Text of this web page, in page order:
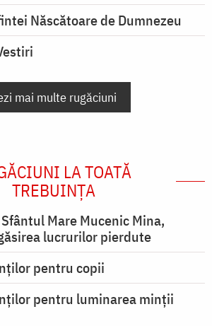
Născătoare de Dumnezeu
mai multe rugăciuni
LA TOATĂ
TREBUINȚA
Mare Mucenic Mina,
lucrurilor pierdute
pentru copii
pentru luminarea minţii